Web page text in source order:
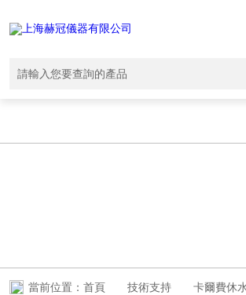
人国产-女儿朋友-国产无遮挡又黄又爽-视频一区
视频播放-一卡二卡三卡四卡五卡-最新视频 -
美一区二区三区黑人动态图-先锋成人av
當前位置： 首頁 技術支持
卡爾費休